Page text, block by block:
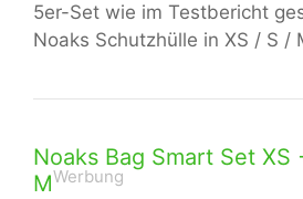
5er-Set wie im Testbericht
Noaks Schutzhülle in XS / S /
Noaks Bag Smart Set XS
MWerbung